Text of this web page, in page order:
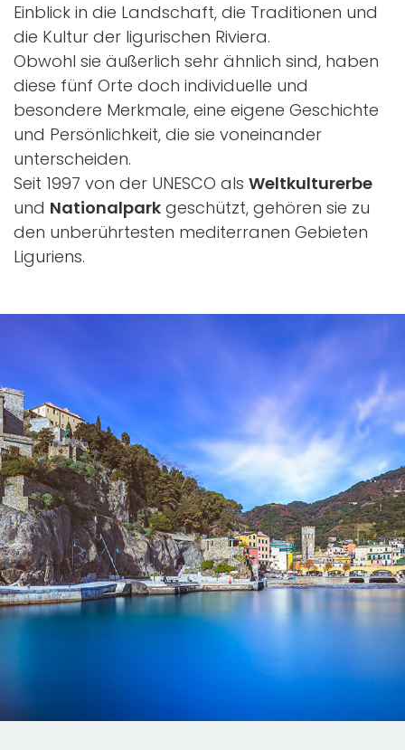
Einblick in die Landschaft, die Traditionen und
die Kultur der ligurischen Riviera.
Obwohl sie äußerlich sehr ähnlich sind, haben
diese fünf Orte doch individuelle und
besondere Merkmale, eine eigene Geschichte
und Persönlichkeit, die sie voneinander
unterscheiden.
Seit 1997 von der UNESCO als Weltkulturerbe
und Nationalpark geschützt, gehören sie zu
den unberührtesten mediterranen Gebieten
Liguriens.